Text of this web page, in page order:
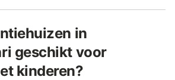
in
geschikt voor
kinderen?